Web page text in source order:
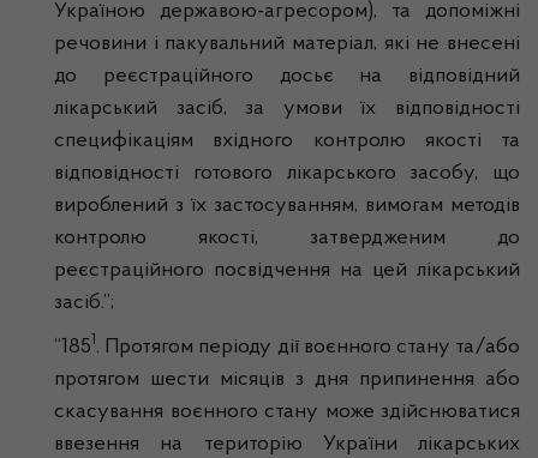
Україною державою-агресором), та допоміжні
речовини і пакувальний матеріал, які не внесені
до реєстраційного досьє на відповідний
лікарський засіб, за умови їх відповідності
специфікаціям вхідного контролю якості та
відповідності готового лікарського засобу, що
вироблений з їх застосуванням, вимогам методів
контролю якості, затвердженим до
реєстраційного посвідчення на цей лікарський
засіб.”;
“185 . Протягом періоду дії воєнного стану та/або
протягом шести місяців з дня припинення або
скасування воєнного стану може здійснюватися
ввезення на територію України лікарських